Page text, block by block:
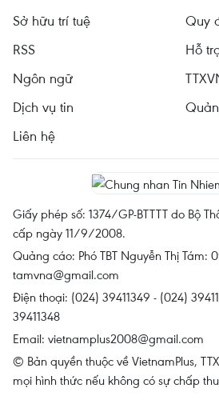
Sở hữu trí tuệ
Quy
RSS
Hỗ
Ngôn ngữ
Dịch vụ tin
Liên hệ
Giấy phép số: 1374/GP-BTTTT do Bộ
cấp ngày 11/9/2008.
Quảng cáo: Phó TBT Nguyễn Thị Tám:
tamvna@gmail.com
Điện thoại: (024) 39411349 - (024)
39411348
Email: vietnamplus2008@gmail.com
© Bản quyền thuộc về VietnamPlus,
mọi hình thức nếu không có sự chấp